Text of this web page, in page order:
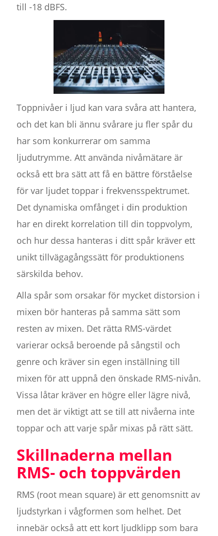
till -18 dBFS.
Toppnivåer i ljud kan vara svåra att hantera,
och det kan bli ännu svårare ju fler spår du
har som konkurrerar om samma
ljudutrymme. Att använda nivåmätare är
också ett bra sätt att få en bättre förståelse
för var ljudet toppar i frekvensspektrumet.
Det dynamiska omfånget i din produktion
har en direkt korrelation till din toppvolym,
och hur dessa hanteras i ditt spår kräver ett
unikt tillvägagångssätt för produktionens
särskilda behov.
Alla spår som orsakar för mycket distorsion i
mixen bör hanteras på samma sätt som
resten av mixen. Det rätta RMS-värdet
varierar också beroende på sångstil och
genre och kräver sin egen inställning till
mixen för att uppnå den önskade RMS-nivån.
Vissa låtar kräver en högre eller lägre nivå,
men det är viktigt att se till att nivåerna inte
toppar och att varje spår mixas på rätt sätt.
Skillnaderna mellan
RMS- och toppvärden
RMS (root mean square) är ett genomsnitt av
ljudstyrkan i vågformen som helhet. Det
innebär också att ett kort ljudklipp som bara